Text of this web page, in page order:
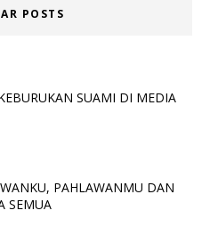
POSTS
SUAMI DI MEDIA
PAHLAWANMU DAN
SEMUA